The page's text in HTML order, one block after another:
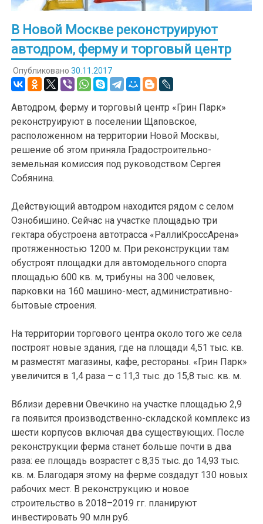
В Новой Москве реконструируют
автодром, ферму и торговый центр
Опубликовано 30.11.2017
Автодром, ферму и торговый центр «Грин Парк»
реконструируют в поселении Щаповское,
расположенном на территории Новой Москвы,
решение об этом приняла Градостроительно-
земельная комиссия под руководством Сергея
Собянина.
Действующий автодром находится рядом с селом
Ознобишино. Сейчас на участке площадью три
гектара обустроена автотрасса «РаллиКроссАрена»
протяженностью 1200 м. При реконструкции там
обустроят площадки для автомодельного спорта
площадью 600 кв. м, трибуны на 300 человек,
парковки на 160 машино-мест, административно-
бытовые строения.
На территории торгового центра около того же села
построят новые здания, где на площади 4,51 тыс. кв.
м разместят магазины, кафе, рестораны. «Грин Парк»
увеличится в 1,4 раза – с 11,3 тыс. до 15,8 тыс. кв. м.
Вблизи деревни Овечкино на участке площадью 2,9
га появится производственно-складской комплекс из
шести корпусов включая два существующих. После
реконструкции ферма станет больше почти в два
раза: ее площадь возрастет с 8,35 тыс. до 14,93 тыс.
кв. м. Благодаря этому на ферме создадут 130 новых
рабочих мест. В реконструкцию и новое
строительство в 2018–2019 гг. планируют
инвестировать 90 млн руб.